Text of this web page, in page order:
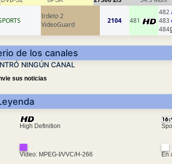
Irdeto 2
VideoGuard
2104 481
482
483
484
de los canales
NINGÚN CANAL
sus noticias
High Definition
Video: MPEG-I/VVC/H-266 En